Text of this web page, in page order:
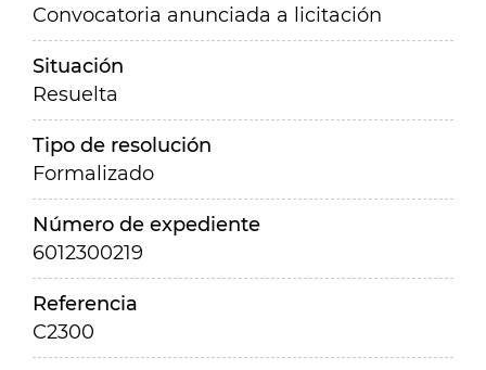
Convocatoria anunciada a licitación
Situación
Resuelta
Tipo de resolución
Formalizado
Número de expediente
6012300219
Referencia
C2300